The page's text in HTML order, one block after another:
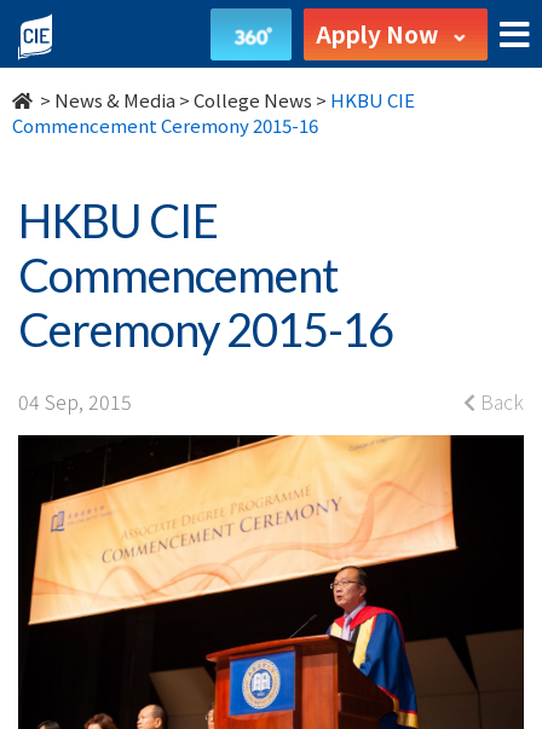
HKBU
CIE
Commencement
2015-
16
College
News
College
of
International
Education
Apply Now
> News & Media >College News > HKBU CIE
Commencement Ceremony 2015-16
HKBU CIE
Commencement
Ceremony 2015-16
04 Sep, 2015 Back